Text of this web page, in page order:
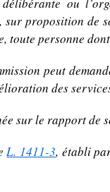
sur proposition de
toute personne
peut
des
sur le rapport de
L. 1411-3, établi